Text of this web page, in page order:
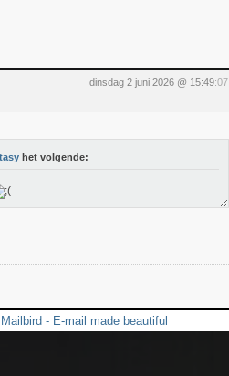
dinsdag 2 juni 2026 @ 15:49:07
het volgende:
Mailbird - E-mail made beautiful